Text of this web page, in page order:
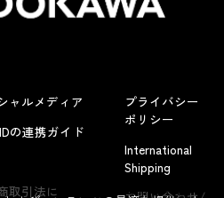
よくあるお問い合わせ
ャルメディア
の連携ガイド
取引法に
プライバシー
ポリシー
International
Shipping